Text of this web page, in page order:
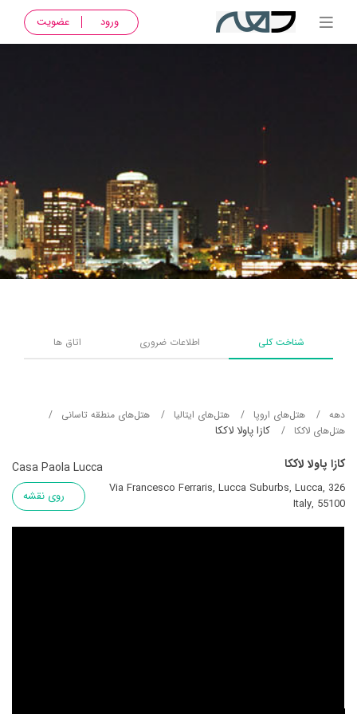
ورود عضویت
شناخت کلی اطلاعات ضروری اتاق ها
دهه هتل‌های اروپا هتل‌های ایتالیا
هتل‌های منطقه تاسانی
هتل‌های لاککا
کازا پاولا لاککا
کازا پاولا لاککا Casa Paola Lucca
326 Via Francesco Ferraris, Lucca Suburbs, Lucca,
Italy, 55100
روی نقشه